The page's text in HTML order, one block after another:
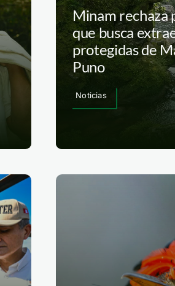
Minam rechaza
que busca
protegidas de
Puno
Noticias